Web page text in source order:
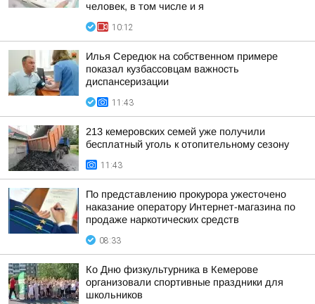
человек, в том числе и я
10:12
Илья Середюк на собственном примере
показал кузбассовцам важность
диспансеризации
11:43
213 кемеровских семей уже получили
бесплатный уголь к отопительному сезону
11:43
По представлению прокурора ужесточено
наказание оператору Интернет-магазина по
продаже наркотических средств
08:33
Ко Дню физкультурника в Кемерове
организовали спортивные праздники для
школьников